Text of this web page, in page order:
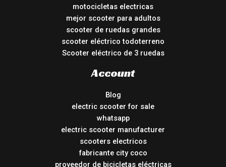
motocicletas electricas
mejor scooter para adultos
scooter de ruedas grandes
scooter eléctrico todoterreno
Scooter eléctrico de 3 ruedas
Account
Blog
electric scooter for sale
whatsapp
electric scooter manufacturer
scooters electricos
fabricante city coco
proveedor de bicicletas eléctricas